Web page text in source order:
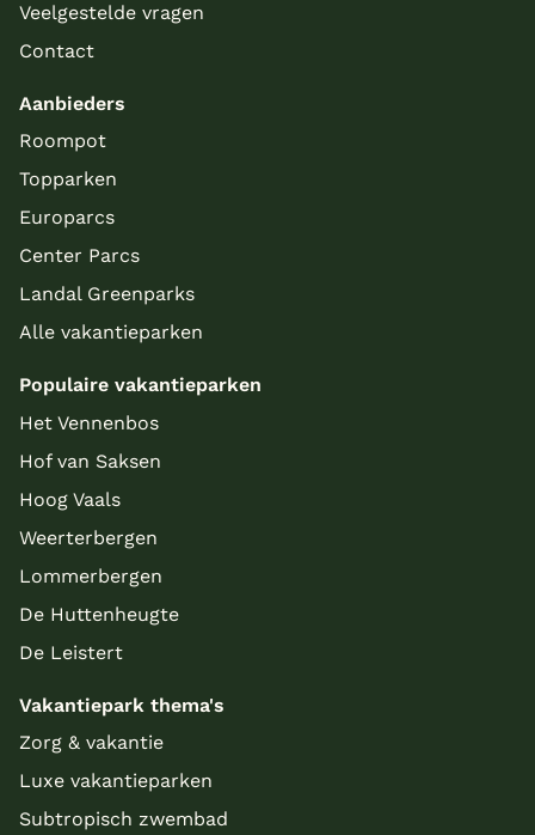
Veelgestelde vragen
Contact
Aanbieders
Roompot
Topparken
Europarcs
Center Parcs
Landal Greenparks
Alle vakantieparken
Populaire vakantieparken
Het Vennenbos
Hof van Saksen
Hoog Vaals
Weerterbergen
Lommerbergen
De Huttenheugte
De Leistert
Vakantiepark thema's
Zorg & vakantie
Luxe vakantieparken
Subtropisch zwembad